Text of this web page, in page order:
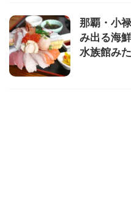
那覇・小
み出る海
水族館み